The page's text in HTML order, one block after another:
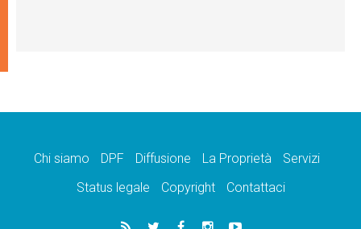
Chi siamo DPF Diffusione La Proprietà
Servizi
Status legale
Copyright Contattaci